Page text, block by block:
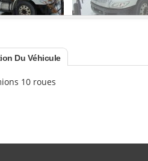
Du Véhicule
10 roues